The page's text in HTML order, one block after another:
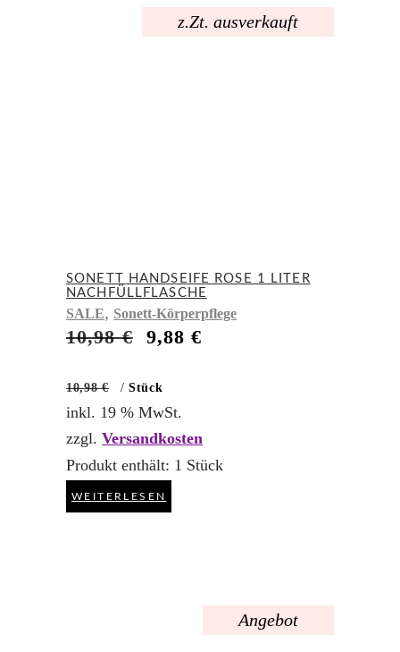
z.Zt. ausverkauft
SONETT HANDSEIFE ROSE 1 LITER
NACHFÜLLFLASCHE
SALE, Sonett-Körperpflege
10,98€
Ursprünglicher
10,98 €
9,88€
10,98€ /Stück
inkl. 19 % MwSt.
zzgl. Versandkosten
Produkt enthält: 1 Stück
WEITERLESEN
Angebot